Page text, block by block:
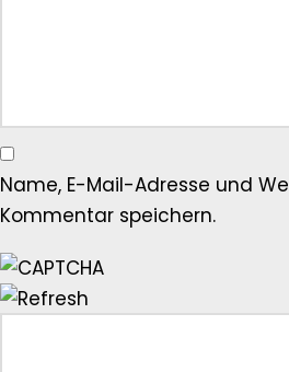
Name, E-Mail-Adresse und
Kommentar speichern.